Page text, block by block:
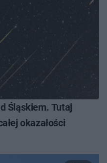
Śląskiem. Tutaj
okazałości